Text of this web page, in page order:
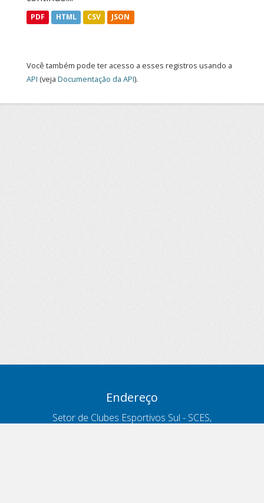
PDF HTML CSV JSON
Você também pode ter acesso a esses registros usando a
API (veja Documentação da API).
Endereço
Setor de Clubes Esportivos Sul - SCES,